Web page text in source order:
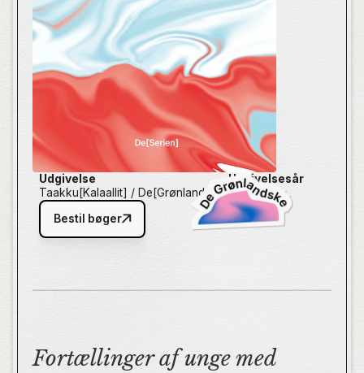
Udgivelse
Taakku[Kalaallit] / De[Grønlandske]
Udgivelsesår
2025
Bestil bøger
fortælling fortalt på deres egne præmisser.
Fortællinger af unge med